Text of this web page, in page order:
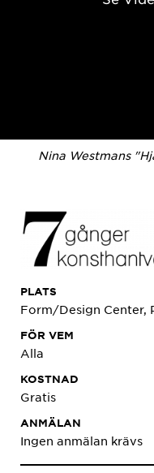
Nina Westmans
PLATS
Form/Design Center,
FÖR VEM
Alla
KOSTNAD
Gratis
ANMÄLAN
Ingen anmälan krävs